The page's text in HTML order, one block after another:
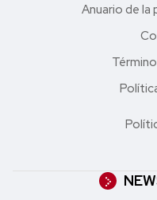
Anuario de la